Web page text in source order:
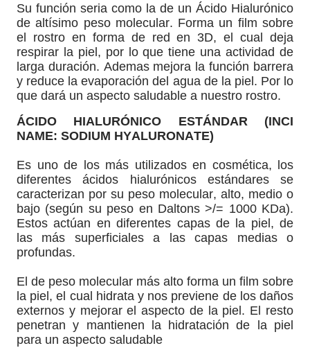
Su función seria como la de un Ácido Hialurónico
de altísimo peso molecular. Forma un film sobre
el rostro en forma de red en 3D, el cual deja
respirar la piel, por lo que tiene una actividad de
larga duración. Ademas mejora la función barrera
y reduce la evaporación del agua de la piel. Por lo
que dará un aspecto saludable a nuestro rostro.
ÁCIDO HIALURÓNICO ESTÁNDAR (INCI
NAME: SODIUM HYALURONATE)
Es uno de los más utilizados en cosmética, los
diferentes ácidos hialurónicos estándares se
caracterizan por su peso molecular, alto, medio o
bajo (según su peso en Daltons >/= 1000 KDa).
Estos actúan en diferentes capas de la piel, de
las más superficiales a las capas medias o
profundas.
El de peso molecular más alto forma un film sobre
la piel, el cual hidrata y nos previene de los daños
externos y mejorar el aspecto de la piel. El resto
penetran y mantienen la hidratación de la piel
para un aspecto saludable